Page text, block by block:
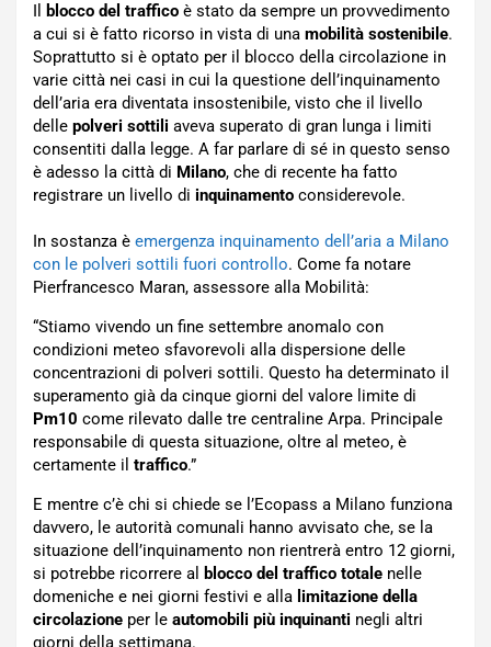
Il blocco del traffico è stato da sempre un provvedimento
a cui si è fatto ricorso in vista di una mobilità sostenibile.
Soprattutto si è optato per il blocco della circolazione in
varie città nei casi in cui la questione dell’inquinamento
dell’aria era diventata insostenibile, visto che il livello
delle polveri sottili aveva superato di gran lunga i limiti
consentiti dalla legge. A far parlare di sé in questo senso
è adesso la città di Milano, che di recente ha fatto
registrare un livello di inquinamento considerevole.
In sostanza è emergenza inquinamento dell’aria a Milano
con le polveri sottili fuori controllo. Come fa notare
Pierfrancesco Maran, assessore alla Mobilità:
“Stiamo vivendo un fine settembre anomalo con
condizioni meteo sfavorevoli alla dispersione delle
concentrazioni di polveri sottili. Questo ha determinato il
superamento già da cinque giorni del valore limite di
Pm10 come rilevato dalle tre centraline Arpa. Principale
responsabile di questa situazione, oltre al meteo, è
certamente il traffico.”
E mentre c’è chi si chiede se l’Ecopass a Milano funziona
davvero, le autorità comunali hanno avvisato che, se la
situazione dell’inquinamento non rientrerà entro 12 giorni,
si potrebbe ricorrere al blocco del traffico totale nelle
domeniche e nei giorni festivi e alla limitazione della
circolazione per le automobili più inquinanti negli altri
giorni della settimana.